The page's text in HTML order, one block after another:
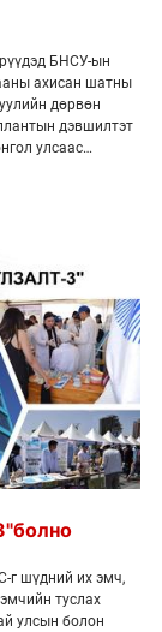
ахисан шатны
дэвшилтэт
Osstem Implant
зочлох,
шүдний
тогтмол,
г шүдний их эмч,
туслах
улсын болон